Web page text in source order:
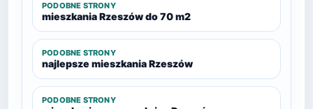
PODOBNE STRONY
mieszkania Rzeszów do 70 m2
PODOBNE STRONY
najlepsze mieszkania Rzeszów
PODOBNE STRONY